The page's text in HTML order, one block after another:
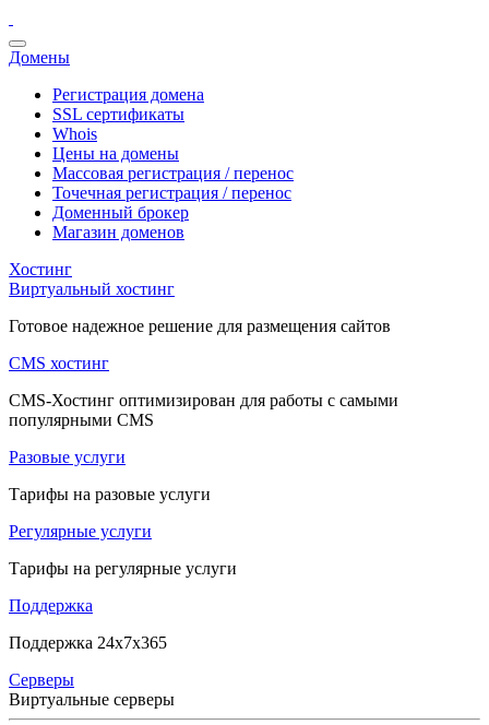
Домены
Регистрация домена
SSL сертификаты
Whois
Цены на домены
Массовая регистрация / перенос
Точечная регистрация / перенос
Доменный брокер
Магазин доменов
Хостинг
Виртуальный хостинг
Готовое надежное решение для размещения сайтов
CMS хостинг
CMS-Хостинг оптимизирован для работы с самыми
популярными CMS
Разовые услуги
Тарифы на разовые услуги
Регулярные услуги
Тарифы на регулярные услуги
Поддержка
Поддержка 24x7x365
Серверы
Виртуальные серверы